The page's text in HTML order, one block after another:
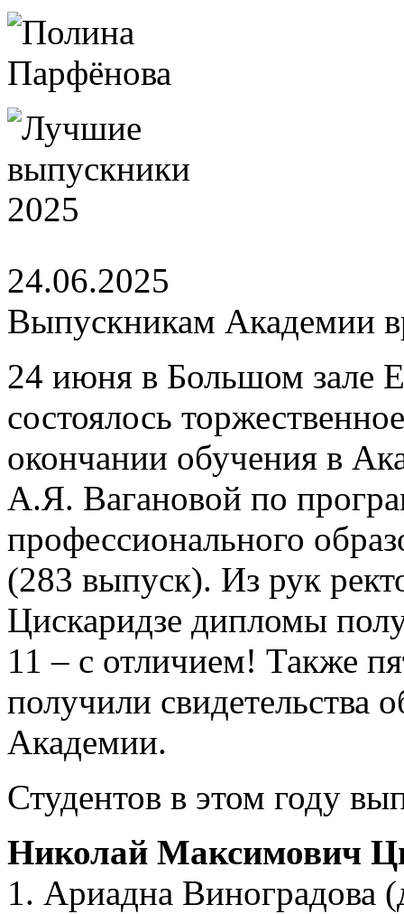
24.06.2025
Выпускникам Академии
24 июня в Большом зале
состоялось
окончании обучения в
А.Я. Вагановой по
профессионального
(283 выпуск). Из рук
Цискаридзе дипломы
11 – с отличием! Также
получили свидетельства
Академии.
Студентов в этом году
Николай Максимович
1. Ариадна Виноградова